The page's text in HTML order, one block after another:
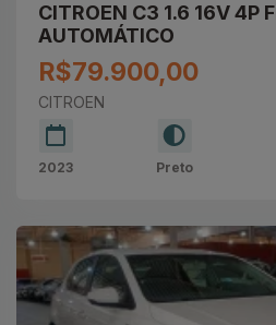
CITROEN C3 1.6 16V 4P
AUTOMÁTICO
R$79.900,00
CITROEN
2023 Preto